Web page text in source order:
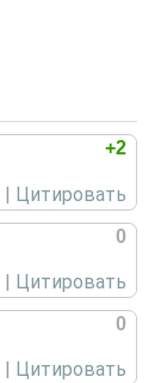
+2
| Цитировать
0
Цитировать
0
Цитировать